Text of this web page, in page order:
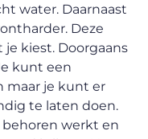
water. Daarnaast
Deze
kiest. Doorgaans
kunt een
maar je kunt er
te laten doen.
behoren werkt en